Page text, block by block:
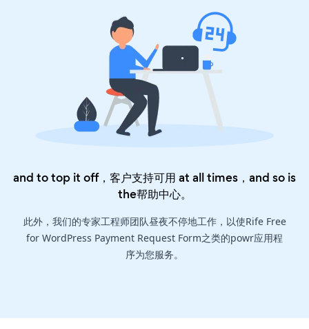
and to top it off，客户支持可用 at all times，and so is
the帮助中心。
此外，我们的专家工程师团队昼夜不停地工作，以使Rife Free
for WordPress Payment Request Form之类的powr应用程
序为您服务。